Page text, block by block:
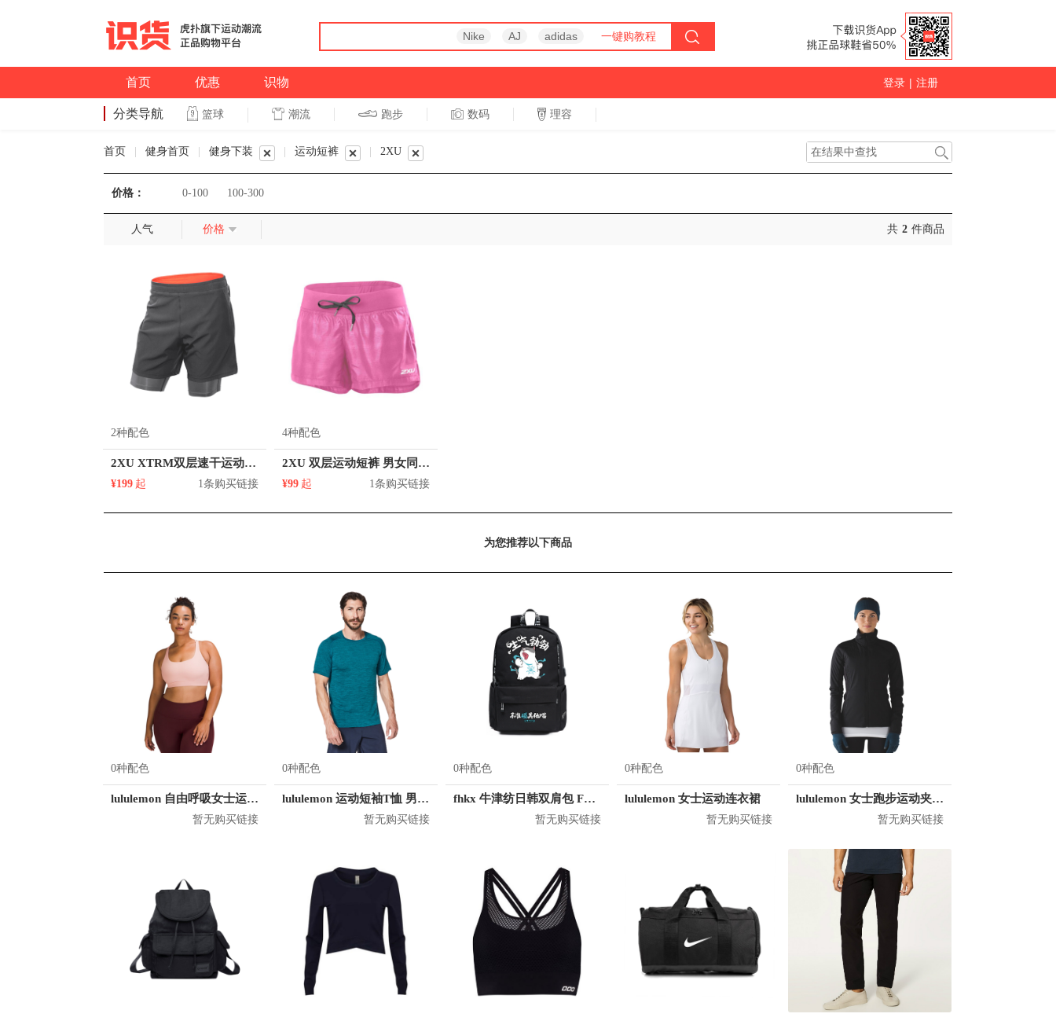
Nike AJ adidas 一键购教程
首页 优惠 识物 登录 | 注册
分类导航 篮球 潮流 跑步 数码 理容
首页 健身首页 健身下装 运动短裤 2XU
价格： 0-100 100-300
人气 价格 共 2 件商品
2种配色
2XU XTRM双层速干运动短裤 Mr3774b
¥199 起 1条购买链接
4种配色
2XU 双层运动短裤 男女同款 WR2781B
¥99 起 1条购买链接
为您推荐以下商品
0种配色
lululemon 自由呼吸女士运动文胸
暂无购买链接
0种配色
lululemon 运动短袖T恤 男女同款 LM3AR7S
暂无购买链接
0种配色
fhkx 牛津纺日韩双肩包 FZS0003
暂无购买链接
0种配色
lululemon 女士运动连衣裙
暂无购买链接
0种配色
lululemon 女士跑步运动夹克 LW4IG7S
暂无购买链接